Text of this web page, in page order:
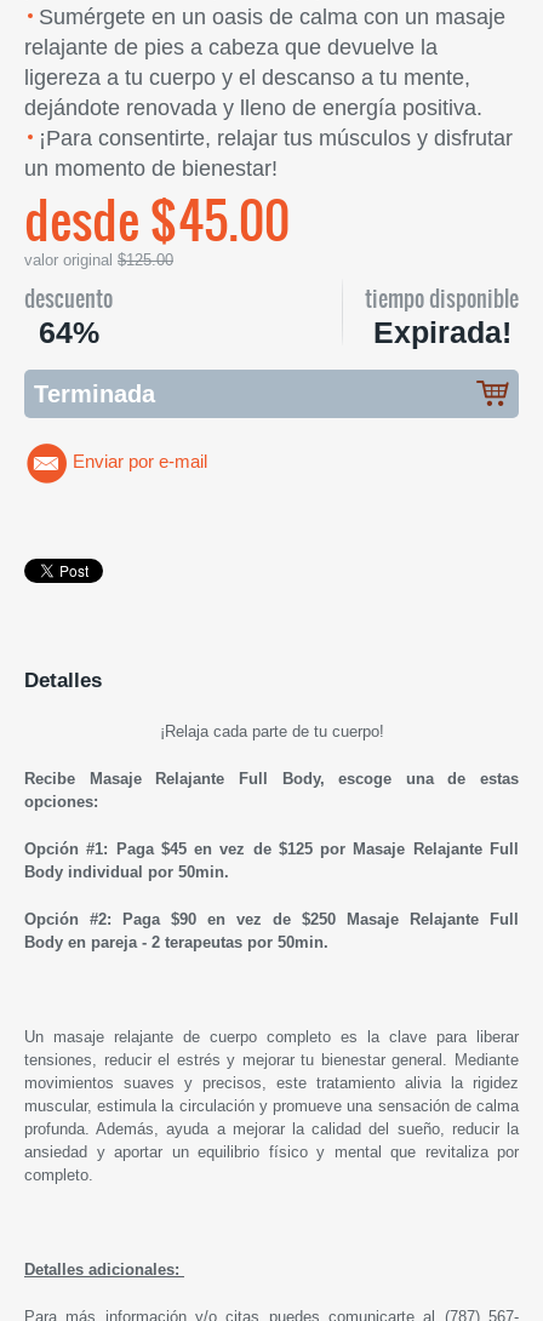
Sumérgete en un oasis de calma con un masaje
relajante de pies a cabeza que devuelve la
ligereza a tu cuerpo y el descanso a tu mente,
dejándote renovada y lleno de energía positiva.
¡Para consentirte, relajar tus músculos y disfrutar
un momento de bienestar!
desde $45.00
valor original $125.00
descuento
64%
tiempo disponible
Expirada!
Terminada
Enviar por e-mail
Detalles
¡Relaja cada parte de tu cuerpo!
Recibe Masaje Relajante Full Body, escoge una de estas
opciones:
Opción #1: Paga$45 en vez de $125 por Masaje Relajante Full
Body individual por 50min.
Opción #2: Paga $90 en vez de $250 Masaje Relajante Full
Body en pareja - 2 terapeutas por 50min.
Un masaje relajante de cuerpo completo es la clave para liberar
tensiones, reducir el estrés y mejorar tu bienestar general. Mediante
movimientos suaves y precisos, este tratamiento alivia la rigidez
muscular, estimula la circulación y promueve una sensación de calma
profunda. Además, ayuda a mejorar la calidad del sueño, reducir la
ansiedad y aportar un equilibrio físico y mental que revitaliza por
completo.
Detalles adicionales:
Para más información y/o citas puedes comunicarte al (787) 567-